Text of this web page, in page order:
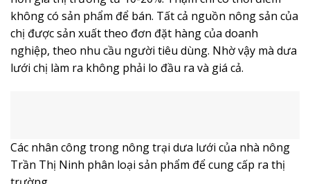
Nhà nông trẻ Trần Thị Ninh, phường Minh Hưng, TX.
Chơn Thành với sản phẩm dưa lưới được canh tác theo
quy trình hữu cơ đang hút hàng trên thị trường tiêu
dùng trong nước.
Thị Ninh ở khu phố 12, phường Minh Hưng, thị xã
Chơn Thành đã đầu tư cả tỷ đồng để xây dựng mô hình
trồng dưa lưới theo quy trình chuẩn hữu cơ. Luôn đảm